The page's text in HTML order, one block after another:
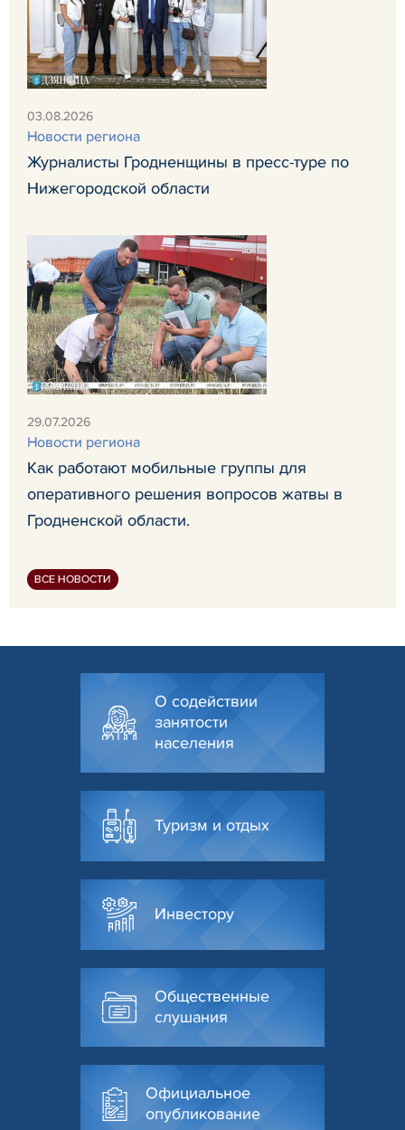
03.08.2026
Новости региона
Журналисты Гродненщины в пресс-туре по
Нижегородской области
29.07.2026
Новости региона
Как работают мобильные группы для
оперативного решения вопросов жатвы в
Гродненской области.
ВСЕ НОВОСТИ
О содействии
занятости
населения
Туризм и отдых
Инвестору
Общественные
слушания
Официальное
опубликование